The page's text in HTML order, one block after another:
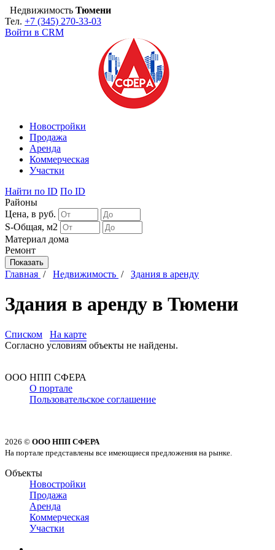
Недвижимость Тюмени
Тел. +7 (345) 270-33-03
Войти в CRM
Новостройки
Продажа
Аренда
Коммерческая
Участки
Найти по ID По ID
Районы
Цена, в руб.
S-Общая, м2
Материал дома
Ремонт
Главная / Недвижимость / Здания в аренду
Здания в аренду в Тюмени
Списком
На карте
Согласно условиям объекты не найдены.
ООО НПП СФЕРА
О портале
Пользовательское соглашение
2026 © ООО НПП СФЕРА
На портале представлены все имеющиеся предложения на рынке.
Объекты
Новостройки
Продажа
Аренда
Коммерческая
Участки